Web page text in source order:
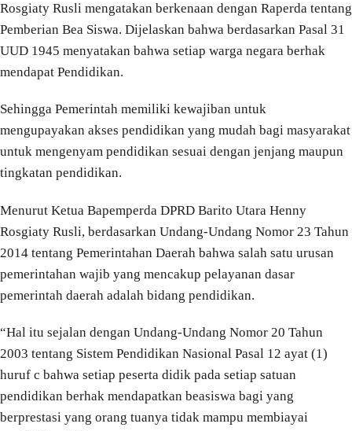
Rosgiaty Rusli mengatakan berkenaan dengan Raperda tentang
Pemberian Bea Siswa. Dijelaskan bahwa berdasarkan Pasal 31
UUD 1945 menyatakan bahwa setiap warga negara berhak
mendapat Pendidikan.
Sehingga Pemerintah memiliki kewajiban untuk
mengupayakan akses pendidikan yang mudah bagi masyarakat
untuk mengenyam pendidikan sesuai dengan jenjang maupun
tingkatan pendidikan.
Menurut Ketua Bapemperda DPRD Barito Utara Henny
Rosgiaty Rusli, berdasarkan Undang-Undang Nomor 23 Tahun
2014 tentang Pemerintahan Daerah bahwa salah satu urusan
pemerintahan wajib yang mencakup pelayanan dasar
pemerintah daerah adalah bidang pendidikan.
“Hal itu sejalan dengan Undang-Undang Nomor 20 Tahun
2003 tentang Sistem Pendidikan Nasional Pasal 12 ayat (1)
huruf c bahwa setiap peserta didik pada setiap satuan
pendidikan berhak mendapatkan beasiswa bagi yang
berprestasi yang orang tuanya tidak mampu membiayai